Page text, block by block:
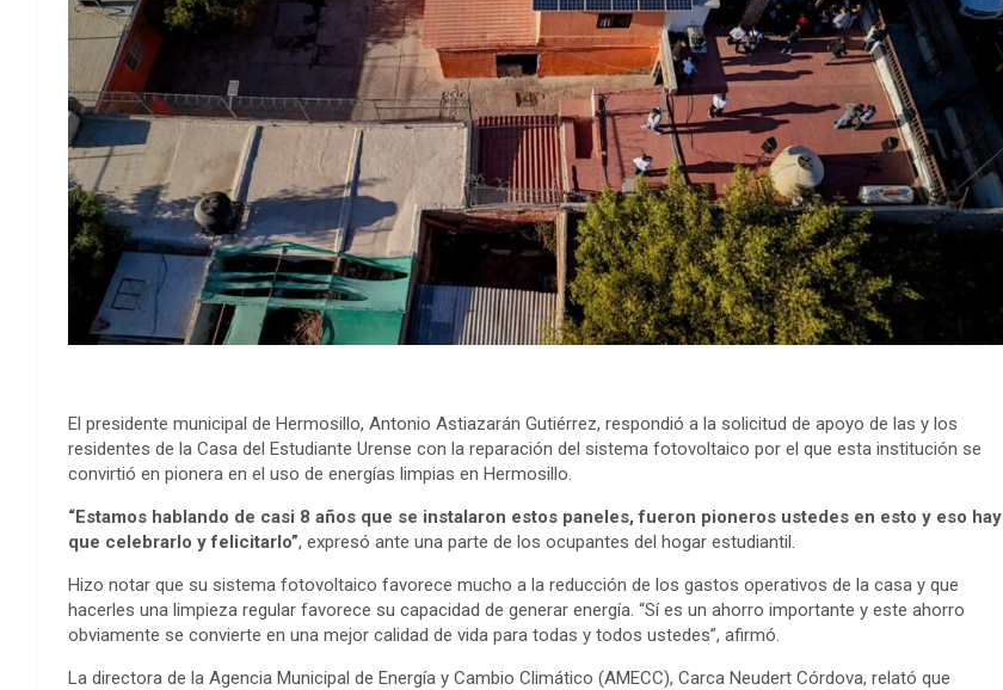
El presidente municipal de Hermosillo, Antonio Astiazarán Gutiérrez, respondió a la solicitud de apoyo de las y los
residentes de la Casa del Estudiante Urense con la reparación del sistema fotovoltaico por el que esta institución se
convirtió en pionera en el uso de energías limpias en Hermosillo.
“Estamos hablando de casi 8 años que se instalaron estos paneles, fueron pioneros ustedes en esto y eso hay
que celebrarlo y felicitarlo”, expresó ante una parte de los ocupantes del hogar estudiantil.
Hizo notar que su sistema fotovoltaico favorece mucho a la reducción de los gastos operativos de la casa y que
hacerles una limpieza regular favorece su capacidad de generar energía. “Sí es un ahorro importante y este ahorro
obviamente se convierte en una mejor calidad de vida para todas y todos ustedes”, afirmó.
La directora de la Agencia Municipal de Energía y Cambio Climático (AMECC), Carca Neudert Córdova, relató que